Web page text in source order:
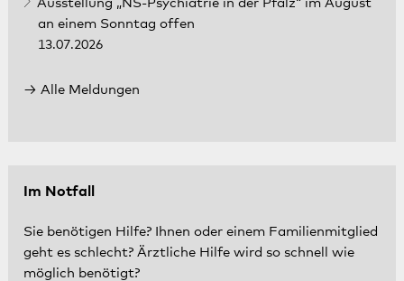
Ausstellung „NS-Psychiatrie in der Pfalz“ im August
an einem Sonntag offen
13.07.2026
Alle Meldungen
Im Notfall
Sie benötigen Hilfe? Ihnen oder einem Familienmitglied
geht es schlecht? Ärztliche Hilfe wird so schnell wie
möglich benötigt?